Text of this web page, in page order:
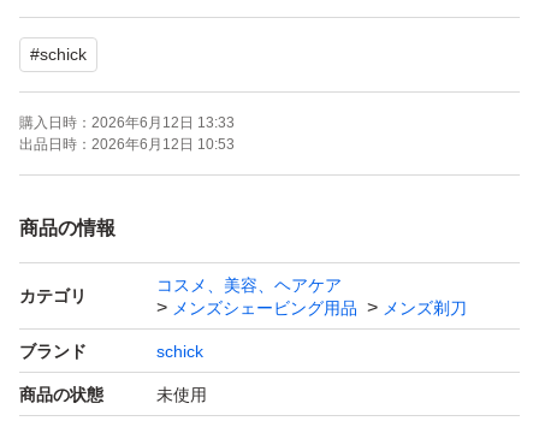
写真5.6枚目、パッケージサンプルです
同品をバラして販売しております
写真4枚目のように、保護キャップ付きです
ハイドロシリーズの、お肌に優しい
洗練されたデザイン性ながらも、
シックシリーズは全て互換性がありますので
他のシックシリーズにも替刃は適用できます。
#schick
購入日時： 2026年6月12日 13:33
出品日時： 2026年6月12日 10:53
商品の情報
カテゴリ
コスメ、美容、ヘアケア
メンズシェービング用品
メンズ剃刀
ブランド schick
商品の状態 未使用